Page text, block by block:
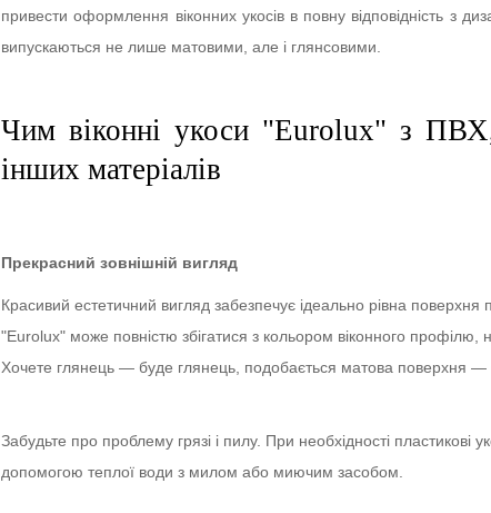
привести оформлення віконних укосів в повну відповідність з
випускаються не лише матовими, але і глянсовими.
Чим віконні укоси "Eurolux" з ПВХ,
інших матеріалів
Прекрасний зовнішній вигляд
Красивий естетичний вигляд забезпечує ідеально рівна поверхня
"Eurolux" може повністю збігатися з кольором віконного профілю,
Хочете глянець — буде глянець, подобається матова поверхня —
Забудьте про проблему грязі і пилу. При необхідності пластикові
допомогою теплої води з милом або миючим засобом.